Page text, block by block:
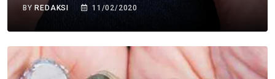
BY REDAKSI 11/02/2020